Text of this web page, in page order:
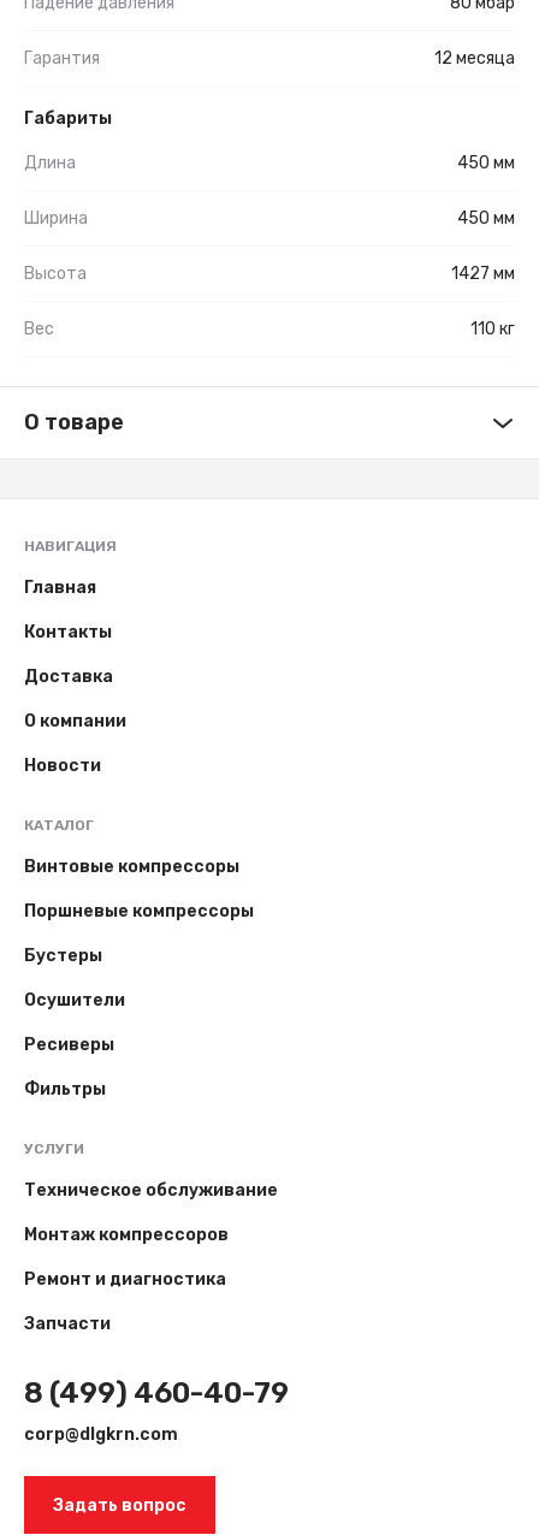
Гарантия 12 месяца
Габариты
Длина 450 мм
Ширина 450 мм
Высота 1427 мм
Вес 110 кг
О товаре
НАВИГАЦИЯ
Главная
Контакты
Доставка
О компании
Новости
КАТАЛОГ
Винтовые компрессоры
Поршневые компрессоры
Бустеры
Осушители
Ресиверы
Фильтры
УСЛУГИ
Техническое обслуживание
Монтаж компрессоров
Ремонт и диагностика
Запчасти
8 (499) 460-40-79
corp@dlgkrn.com
Задать вопрос